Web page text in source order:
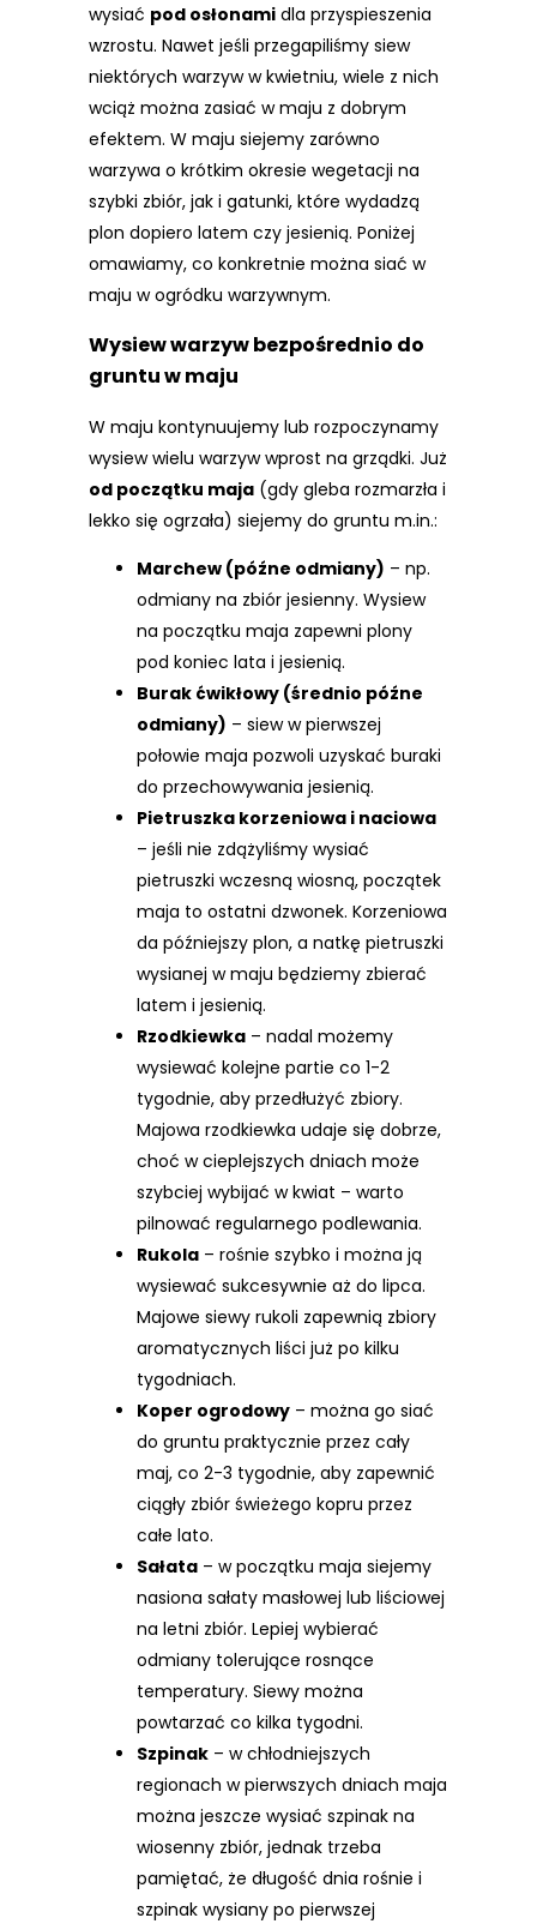
wysiać pod osłonami dla przyspieszenia
wzrostu. Nawet jeśli przegapiliśmy siew
niektórych warzyw w kwietniu, wiele z nich
wciąż można zasiać w maju z dobrym
efektem. W maju siejemy zarówno
warzywa o krótkim okresie wegetacji na
szybki zbiór, jak i gatunki, które wydadzą
plon dopiero latem czy jesienią. Poniżej
omawiamy, co konkretnie można siać w
maju w ogródku warzywnym.
Wysiew warzywbezpośrednio do
gruntuw maju
W maju kontynuujemy lub rozpoczynamy
wysiew wielu warzyw wprost na grządki. Już
od początku maja (gdy gleba rozmarzła i
lekko się ogrzała) siejemy do gruntu m.in.:
Marchew (późne odmiany) – np.
odmiany na zbiór jesienny. Wysiew
na początku maja zapewni plony
pod koniec lata i jesienią.
Burak ćwikłowy (średnio późne
odmiany) – siew w pierwszej
połowie maja pozwoli uzyskać buraki
do przechowywania jesienią.
Pietruszka korzeniowa i naciowa
– jeśli nie zdążyliśmy wysiać
pietruszki wczesną wiosną, początek
maja to ostatni dzwonek. Korzeniowa
da późniejszy plon, a natkę pietruszki
wysianej w maju będziemy zbierać
latem i jesienią.
Rzodkiewka – nadal możemy
wysiewać kolejne partie co 1-2
tygodnie, aby przedłużyć zbiory.
Majowa rzodkiewka udaje się dobrze,
choć w cieplejszych dniach może
szybciej wybijać w kwiat – warto
pilnować regularnego podlewania.
Rukola – rośnie szybko i można ją
wysiewać sukcesywnie aż do lipca.
Majowe siewy rukoli zapewnią zbiory
aromatycznych liści już po kilku
tygodniach.
Koper ogrodowy – można go siać
do gruntu praktycznie przez cały
maj, co 2-3 tygodnie, aby zapewnić
ciągły zbiór świeżego kopru przez
całe lato.
Sałata – w początku maja siejemy
nasiona sałaty masłowej lub liściowej
na letni zbiór. Lepiej wybierać
odmiany tolerujące rosnące
temperatury. Siewy można
powtarzać co kilka tygodni.
Szpinak – w chłodniejszych
regionach w pierwszych dniach maja
można jeszcze wysiać szpinak na
wiosenny zbiór, jednak trzeba
pamiętać, że długość dnia rośnie i
szpinak wysiany po pierwszej